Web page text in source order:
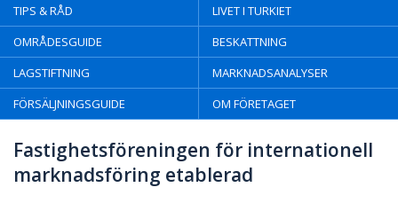
TIPS & RÅD
LIVET I TURKIET
OMRÅDESGUIDE
BESKATTNING
LAGSTIFTNING
MARKNADSANALYSER
FÖRSÄLJNINGSGUIDE
OM FÖRETAGET
Fastighetsföreningen för internationell
marknadsföring etablerad